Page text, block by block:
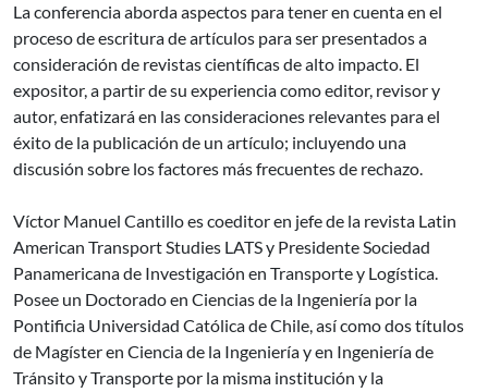
La conferencia aborda aspectos para tener en cuenta en el
proceso de escritura de artículos para ser presentados a
consideración de revistas científicas de alto impacto. El
expositor, a partir de su experiencia como editor, revisor y
autor, enfatizará en las consideraciones relevantes para el
éxito de la publicación de un artículo; incluyendo una
discusión sobre los factores más frecuentes de rechazo.
Víctor Manuel Cantillo es coeditor en jefe de la revista Latin
American Transport Studies LATS y Presidente Sociedad
Panamericana de Investigación en Transporte y Logística.
Posee un Doctorado en Ciencias de la Ingeniería por la
Pontificia Universidad Católica de Chile, así como dos títulos
de Magíster en Ciencia de la Ingeniería y en Ingeniería de
Tránsito y Transporte por la misma institución y la